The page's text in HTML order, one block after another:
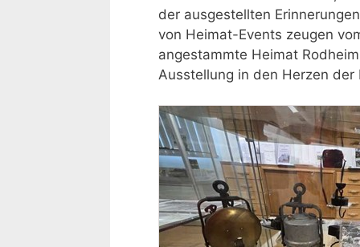
der ausgestellten
von Heimat-Events zeugen
angestammte Heimat
Ausstellung in den Herzen